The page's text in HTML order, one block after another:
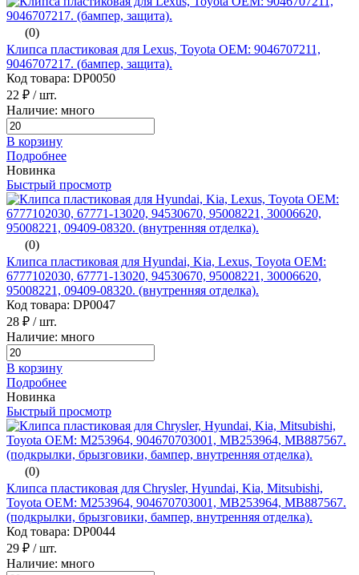
(0)
Клипса пластиковая для Lexus, Toyota ОЕМ: 9046707211,
9046707217. (бампер, защита).
Код товара: DP0050
22 ₽ / шт.
Наличие: много
В корзину
Подробнее
Новинка
Быстрый просмотр
(0)
Клипса пластиковая для Hyundai, Kia, Lexus, Toyota ОЕМ:
6777102030, 67771-13020, 94530670, 95008221, 30006620,
95008221, 09409-08320. (внутренняя отделка).
Код товара: DP0047
28 ₽ / шт.
Наличие: много
В корзину
Подробнее
Новинка
Быстрый просмотр
(0)
Клипса пластиковая для Chrysler, Hyundai, Kia, Mitsubishi,
Toyota ОЕМ: M253964, 904670703001, MB253964, MB887567.
(подкрылки, брызговики, бампер, внутренняя отделка).
Код товара: DP0044
29 ₽ / шт.
Наличие: много